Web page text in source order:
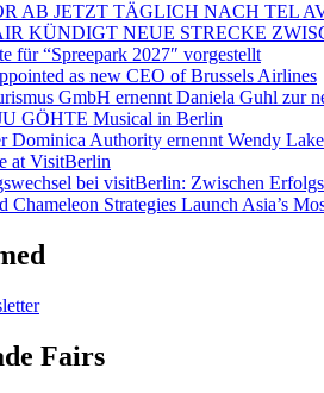
AB JETZT TÄGLICH NACH TEL
KÜNDIGT NEUE STRECKE
für “Spreepark 2027″ vorgestellt
as new CEO of Brussels Airlines
GmbH ernennt Daniela Guhl zur
GÖHTE Musical in Berlin
Dominica Authority ernennt Wendy
at VisitBerlin
bei visitBerlin: Zwischen
Chameleon Strategies Launch Asia’s
Fairs